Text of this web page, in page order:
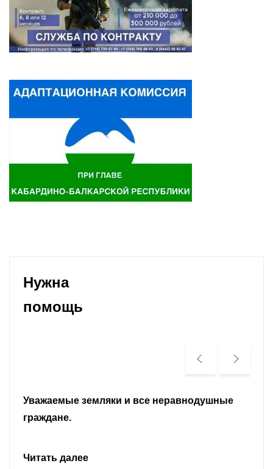
Нужна
помощь
Уважаемые земляки и все неравнодушные
граждане.
Читать далее